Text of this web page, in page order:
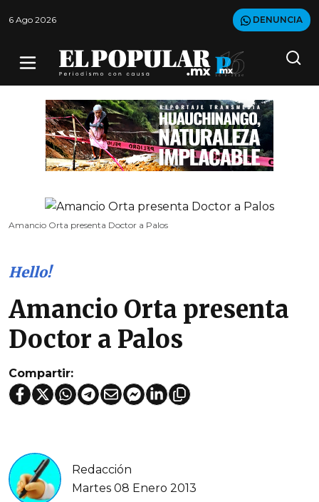
6 Ago 2026 DENUNCIA
Amancio Orta presenta Doctor a Palos
Hello!
Amancio Orta presenta
Doctor a Palos
Compartir:
Redacción
Martes 08 Enero 2013